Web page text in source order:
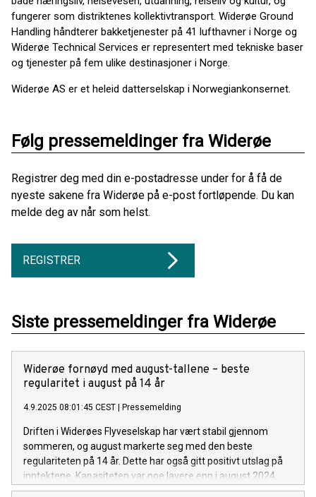
fungerer som distriktenes kollektivtransport. Widerøe Ground
Handling håndterer bakketjenester på 41 lufthavner i Norge og
Widerøe Technical Services er representert med tekniske baser
og tjenester på fem ulike destinasjoner i Norge.
Widerøe AS er et heleid datterselskap i Norwegiankonsernet.
Følg pressemeldinger fra Widerøe
Registrer deg med din e-postadresse under for å få de
nyeste sakene fra Widerøe på e-post fortløpende. Du kan
melde deg av når som helst.
REGISTRER
Siste pressemeldinger fra Widerøe
Widerøe fornøyd med august-tallene – beste
regularitet i august på 14 år
4.9.2025 08:01:45 CEST | Pressemelding
Driften i Widerøes Flyveselskap har vært stabil gjennom
sommeren, og august markerte seg med den beste
regulariteten på 14 år. Dette har også gitt positivt utslag på
inntektene. Kapasiteten var noe lavere enn i august 2024,
men kabinfaktoren økte.